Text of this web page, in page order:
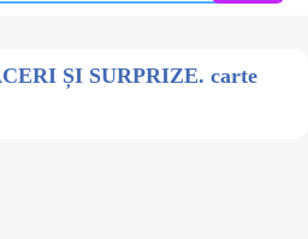
ȘI SURPRIZE. carte